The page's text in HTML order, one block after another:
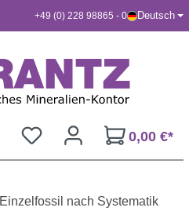
+49 (0) 228 98865 - 0 Deutsch
0,00 €*
Einzelfossil nach Systematik